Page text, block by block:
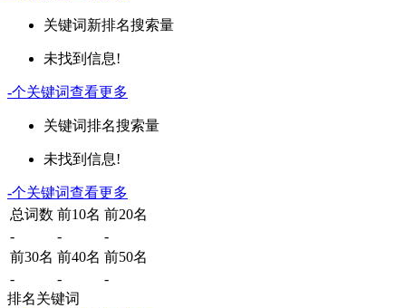
关键词新排名搜索量
未找到信息!
-个关键词查看更多
关键词排名搜索量
未找到信息!
-个关键词查看更多
总词数 前10名 前20名
-
-
-
前30名 前40名 前50名
-
-
-
排名关键词